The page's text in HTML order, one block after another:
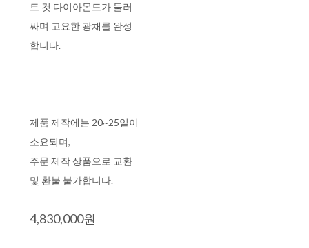
트 컷 다이아몬드가 둘러
싸며 고요한 광채를 완성
합니다.
제품 제작에는 20~25일이
소요되며,
주문 제작 상품으로 교환
및 환불 불가합니다.
4,830,000원